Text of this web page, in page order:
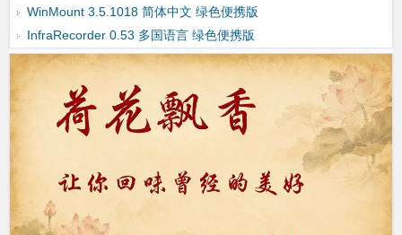
WinMount 3.5.1018 简体中文 绿色便携版
InfraRecorder 0.53 多国语言 绿色便携版